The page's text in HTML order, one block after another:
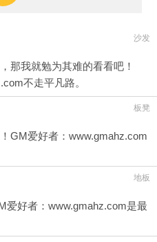
沙发
那我就勉为其难的看看吧！
不走平凡路。
板凳
GM爱好者：www.gmahz.com
地板
爱好者：www.gmahz.com是最